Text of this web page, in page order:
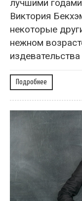
лучшими
Виктория
некоторые
нежном
издевательства
Подробнее